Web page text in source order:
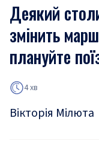
Деякий
змінить
плануйте
4 хв
Вікторія Мілюта